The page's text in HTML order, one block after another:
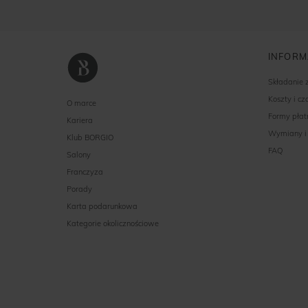
O marce
Kariera
Klub BORGIO
Salony
Franczyza
Porady
Karta podarunkowa
Kategorie okolicznościowe
Składanie
Koszty i
Formy
Wymiany
FAQ